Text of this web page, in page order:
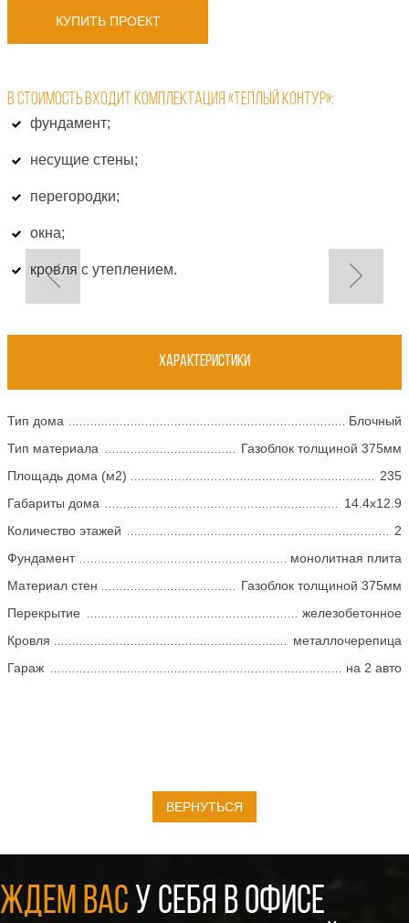
КУПИТЬ ПРОЕКТ
В СТОИМОСТЬ ВХОДИТ КОМПЛЕКТАЦИЯ «ТЕПЛЫЙ КОНТУР»:
фундамент;
несущие стены;
перегородки;
окна;
кровля с утеплением.
Характеристики
Тип дома
Блочный
Тип материала
Газоблок толщиной 375мм
Площадь дома (м2)
235
Габариты дома
14.4х12.9
Количество этажей
2
Фундамент
монолитная плита
Материал стен
Газоблок толщиной 375мм
Перекрытие
железобетонное
Кровля
металлочерепица
Гараж
на 2 авто
ВЕРНУТЬСЯ
ЖДЕМ ВАС У СЕБЯ В ОФИСЕ